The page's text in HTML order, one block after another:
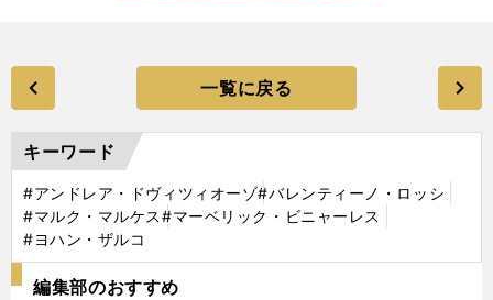
一覧に戻る
キーワード
#アンドレア・ドヴィツィオーゾ#バレンティーノ・ロッシ
#マルク・マルケス#マーベリック・ビニャーレス
#ヨハン・ザルコ
編集部のおすすめ